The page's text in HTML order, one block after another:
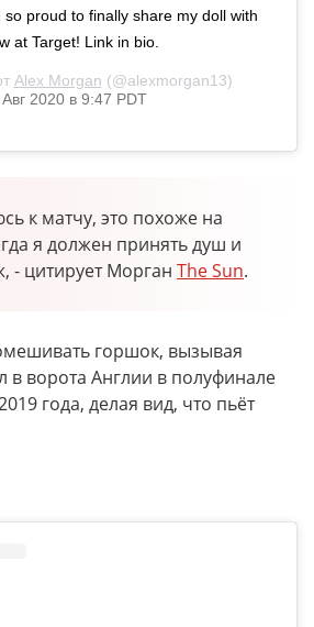
proud to finally share my doll with
at Target! Link in bio.
Alex Morgan (@alexmorgan13)
2020 в 9:47 PDT
к матчу, это похоже на
я должен принять душ и
- цитирует Морган The Sun.
горшок, вызывая
в ворота Англии в полуфинале
года, делая вид, что пьёт